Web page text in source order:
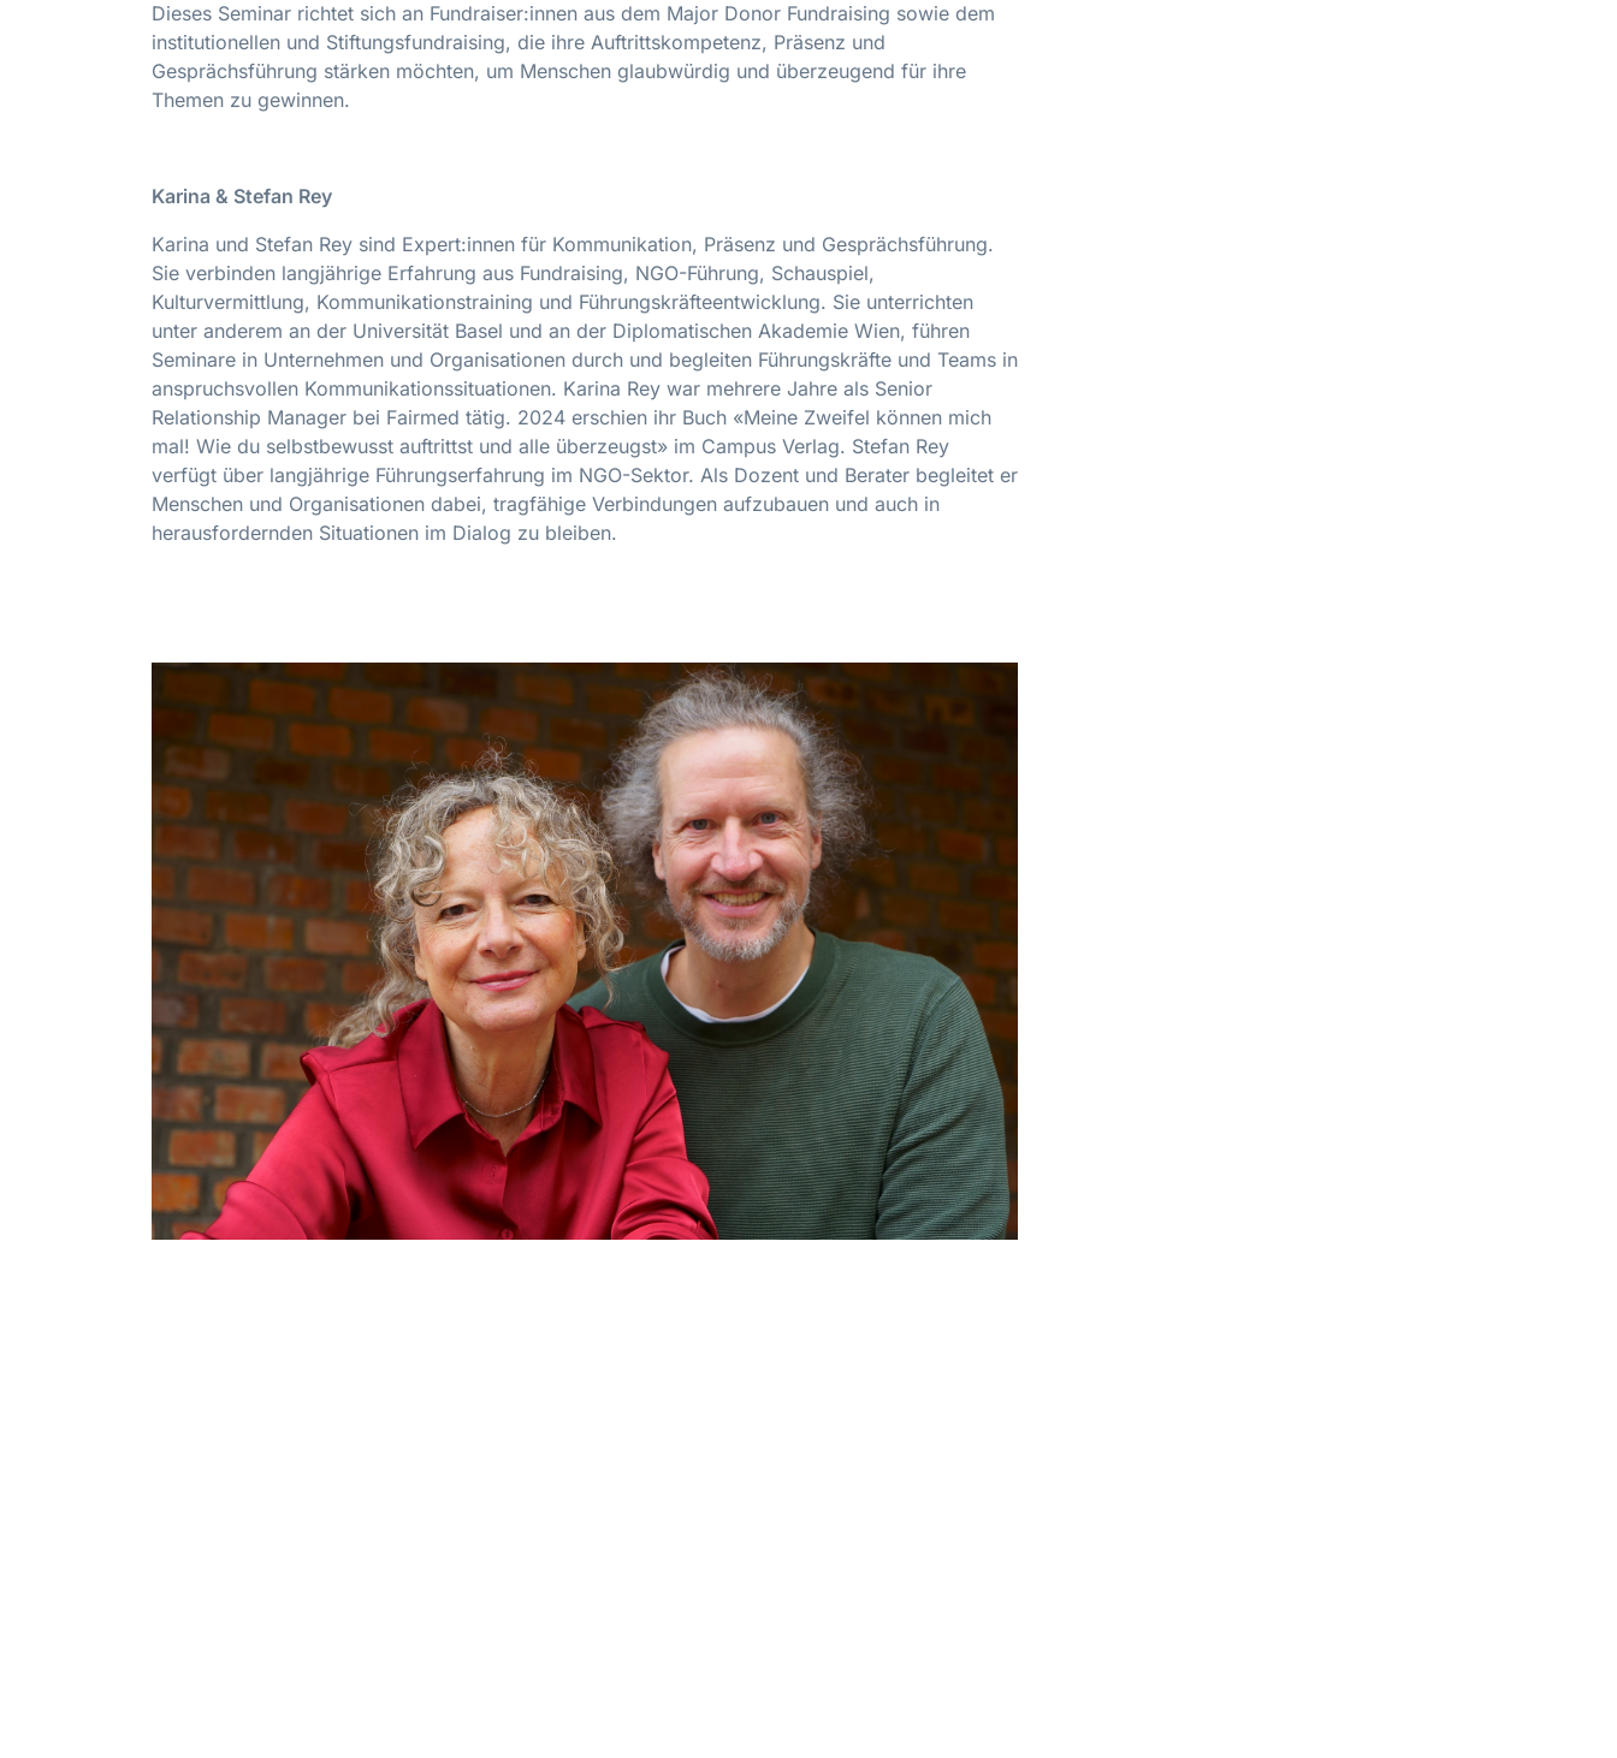
Dieses Seminar richtet sich an Fundraiser:innen aus dem Major Donor Fundraising sowie dem
institutionellen und Stiftungsfundraising, die ihre Auftrittskompetenz, Präsenz und
Gesprächsführung stärken möchten, um Menschen glaubwürdig und überzeugend für ihre
Themen zu gewinnen.
Karina & Stefan Rey
Karina und Stefan Rey sind Expert:innen für Kommunikation, Präsenz und Gesprächsführung.
Sie verbinden langjährige Erfahrung aus Fundraising, NGO-Führung, Schauspiel,
Kulturvermittlung, Kommunikationstraining und Führungskräfteentwicklung. Sie unterrichten
unter anderem an der Universität Basel und an der Diplomatischen Akademie Wien, führen
Seminare in Unternehmen und Organisationen durch und begleiten Führungskräfte und Teams in
anspruchsvollen Kommunikationssituationen. Karina Rey war mehrere Jahre als Senior
Relationship Manager bei Fairmed tätig. 2024 erschien ihr Buch «Meine Zweifel können mich
mal! Wie du selbstbewusst auftrittst und alle überzeugst» im Campus Verlag. Stefan Rey
verfügt über langjährige Führungserfahrung im NGO-Sektor. Als Dozent und Berater begleitet er
Menschen und Organisationen dabei, tragfähige Verbindungen aufzubauen und auch in
herausfordernden Situationen im Dialog zu bleiben.